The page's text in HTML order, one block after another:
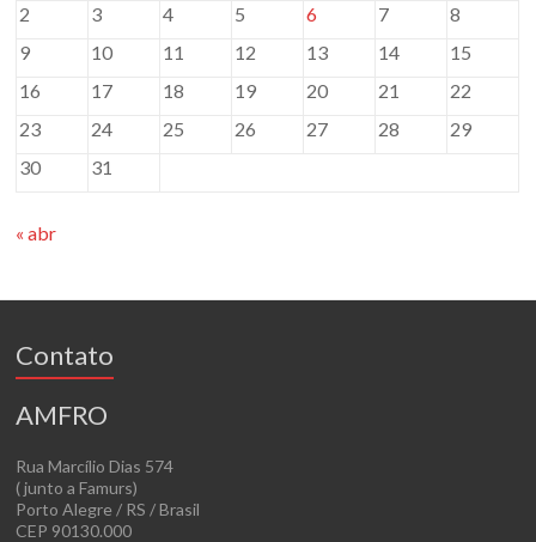
2
3 4 5 6 7
8
9
10 11 12 13 14
15
16
17 18 19 20 21
22
23
24 25 26 27 28
29
30
31
« abr
Contato
AMFRO
Rua Marcílio Dias 574
( junto a Famurs)
Porto Alegre / RS / Brasil
CEP 90130.000